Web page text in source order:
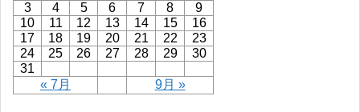
3
4 5 6 7 8
9
10
11 12 13 14 15
16
17
18 19 20 21 22
23
24
25 26 27 28 29
30
31
« 7月
9月 »